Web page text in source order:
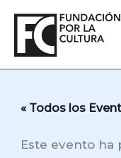
contenido
« Todos los
Este evento ha